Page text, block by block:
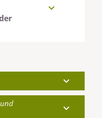
expand_more
expand_more
expand_more